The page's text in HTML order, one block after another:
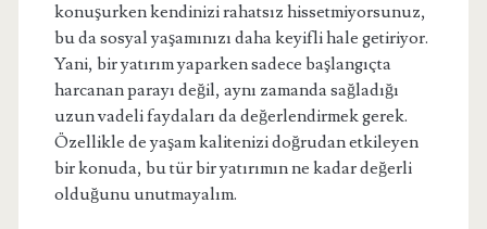
konuşurken kendinizi rahatsız hissetmiyorsunuz,
bu da sosyal yaşamınızı daha keyifli hale getiriyor.
Yani, bir yatırım yaparken sadece başlangıçta
harcanan parayı değil, aynı zamanda sağladığı
uzun vadeli faydaları da değerlendirmek gerek.
Özellikle de yaşam kalitenizi doğrudan etkileyen
bir konuda, bu tür bir yatırımın ne kadar değerli
olduğunu unutmayalım.